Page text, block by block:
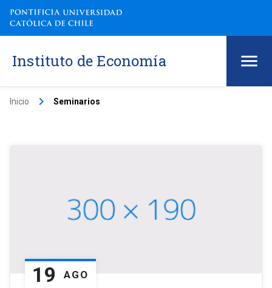
Instituto de Economía
Inicio keyboard_arrow_right Seminarios
19 AGO